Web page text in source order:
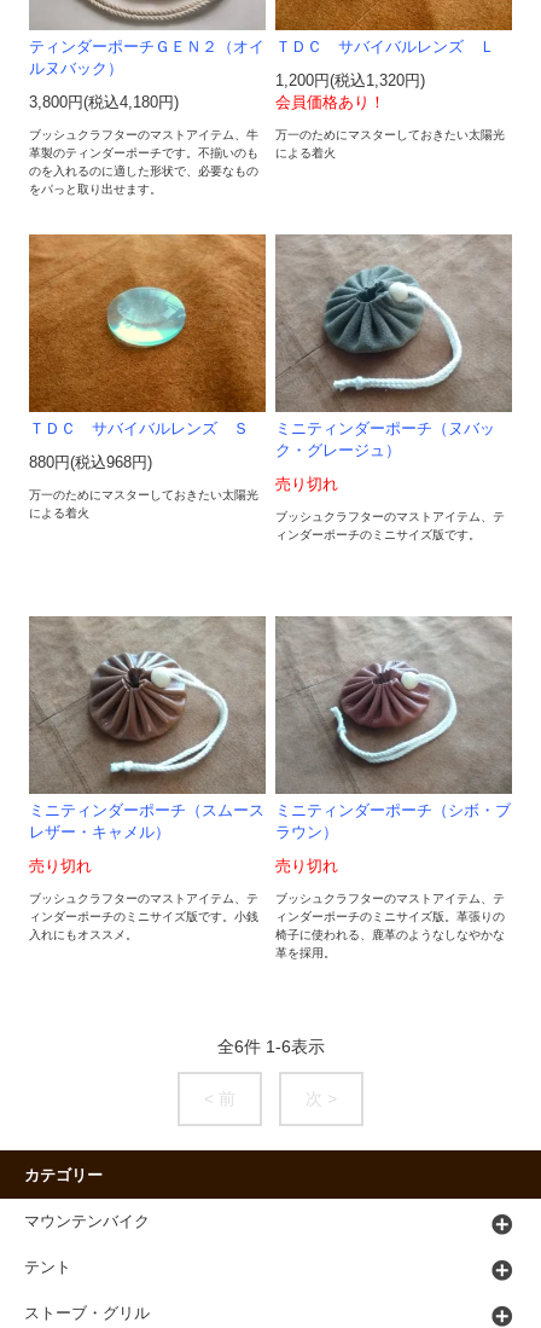
ティンダーポーチＧＥＮ２（オイ
ルヌバック）
3,800円(税込4,180円)
ブッシュクラフターのマストアイテム、牛
革製のティンダーポーチです。不揃いのも
のを入れるのに適した形状で、必要なもの
をパっと取り出せます。
ＴＤＣ サバイバルレンズ Ｌ
1,200円(税込1,320円)
会員価格あり！
万一のためにマスターしておきたい太陽光
による着火
ＴＤＣ サバイバルレンズ Ｓ
880円(税込968円)
万一のためにマスターしておきたい太陽光
による着火
ミニティンダーポーチ（ヌバッ
ク・グレージュ）
売り切れ
ブッシュクラフターのマストアイテム、テ
ィンダーポーチのミニサイズ版です。
ミニティンダーポーチ（スムース
レザー・キャメル）
売り切れ
ブッシュクラフターのマストアイテム、テ
ィンダーポーチのミニサイズ版です。小銭
入れにもオススメ。
ミニティンダーポーチ（シボ・ブ
ラウン）
売り切れ
ブッシュクラフターのマストアイテム、テ
ィンダーポーチのミニサイズ版。革張りの
椅子に使われる、鹿革のようなしなやかな
革を採用。
全6件 1-6表示
< 前 次 >
カテゴリー
マウンテンバイク
テント
ストーブ・グリル